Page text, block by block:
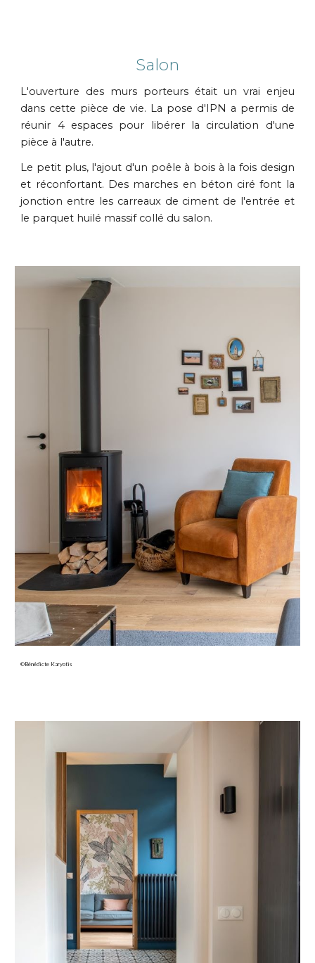
Salon
L'ouverture des murs porteurs était un vrai enjeu
dans cette pièce de vie. La pose d'IPN a permis de
réunir 4 espaces pour libérer la circulation d'une
pièce à l'autre.
Le petit plus, l'ajout d'un poêle à bois à la fois design
et réconfortant. Des marches en béton ciré font la
jonction entre les carreaux de ciment de l'entrée et
le parquet huilé massif collé du salon.
©Bénédicte Karyotis